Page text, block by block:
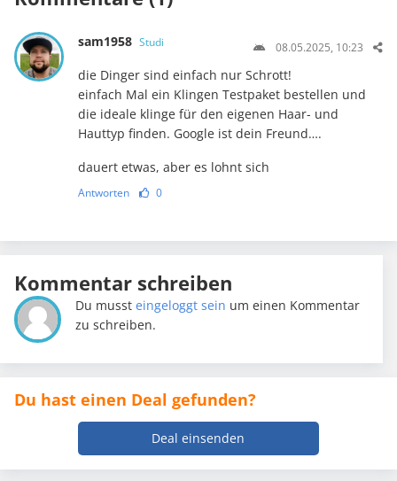
sam1958 Studi 08.05.2025, 10:23
die Dinger sind einfach nur Schrott!
einfach Mal ein Klingen Testpaket bestellen und
die ideale klinge für den eigenen Haar- und
Hauttyp finden. Google ist dein Freund….
dauert etwas, aber es lohnt sich
Antworten 0
Kommentar schreiben
Du mussteingeloggt sein um einen Kommentar
zu schreiben.
Du hast einen Deal gefunden?
Deal einsenden